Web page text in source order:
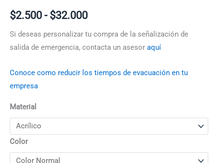
$2.500 - $32.000
Si deseas personalizar tu compra de la señalización de
salida de emergencia, contacta un asesor aquí
Conoce como reducir los tiempos de evacuación en tu
empresa
Material
Color